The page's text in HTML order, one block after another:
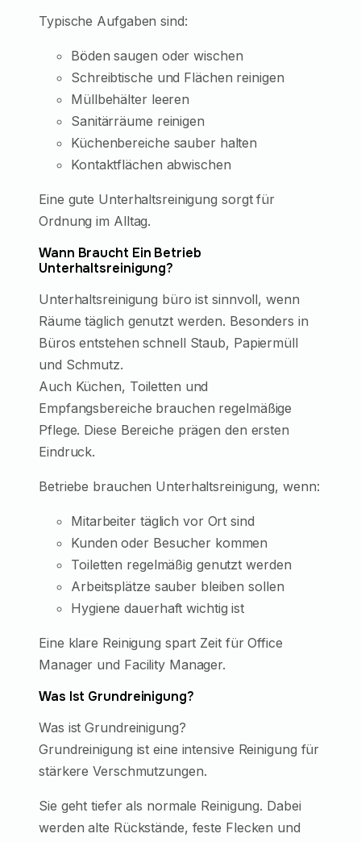
Typische Aufgaben sind:
Böden saugen oder wischen
Schreibtische und Flächen reinigen
Müllbehälter leeren
Sanitärräume reinigen
Küchenbereiche sauber halten
Kontaktflächen abwischen
Eine gute Unterhaltsreinigung sorgt für
Ordnung im Alltag.
Wann Braucht Ein Betrieb
Unterhaltsreinigung?
Unterhaltsreinigung büro ist sinnvoll, wenn
Räume täglich genutzt werden. Besonders in
Büros entstehen schnell Staub, Papiermüll
und Schmutz.
Auch Küchen, Toiletten und
Empfangsbereiche brauchen regelmäßige
Pflege. Diese Bereiche prägen den ersten
Eindruck.
Betriebe brauchen Unterhaltsreinigung, wenn:
Mitarbeiter täglich vor Ort sind
Kunden oder Besucher kommen
Toiletten regelmäßig genutzt werden
Arbeitsplätze sauber bleiben sollen
Hygiene dauerhaft wichtig ist
Eine klare Reinigung spart Zeit für Office
Manager und Facility Manager.
Was Ist Grundreinigung?
Was ist Grundreinigung?
Grundreinigung ist eine intensive Reinigung für
stärkere Verschmutzungen.
Sie geht tiefer als normale Reinigung. Dabei
werden alte Rückstände, feste Flecken und